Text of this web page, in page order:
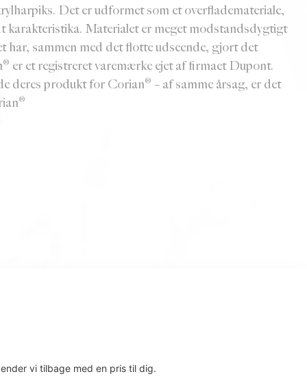
Det er udformet som et overflademateriale,
karakteristika. Materialet er meget modstandsdygtigt
har, sammen med det flotte udseende, gjort det
er et registreret varemærke ejet af firmaet Dupont.
deres produkt for Corian® – af samme årsag, er det
vi tilbage med en pris til dig.